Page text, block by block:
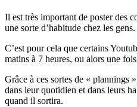
Il est très important de poster des
une sorte d’habitude chez les gens.
C’est pour cela que certains
matins à 7 heures, ou alors une
Grâce à ces sortes de « plannings
dans leur quotidien et dans leurs
quand il sortira.